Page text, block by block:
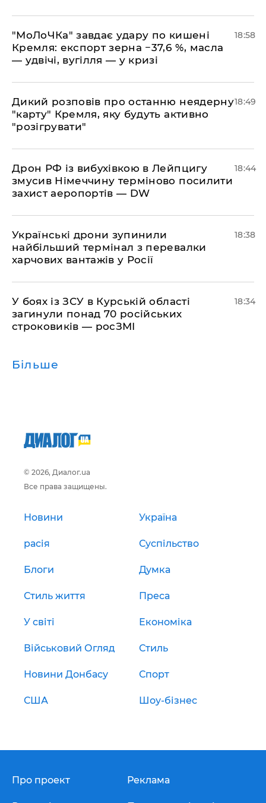
​"МоЛоЧКа" завдає удару по кишені
Кремля: експорт зерна −37,6 %, масла
— удвічі, вугілля — у кризі
18:58
​Дикий розповів про останню неядерну
"карту" Кремля, яку будуть активно
"розігрувати"
18:49
​Дрон РФ із вибухівкою в Лейпцигу
змусив Німеччину терміново посилити
захист аеропортів — DW
18:44
​Українські дрони зупинили
найбільший термінал з перевалки
харчових вантажів у Росії
18:38
​У боях із ЗСУ в Курській області
загинули понад 70 російських
строковиків — росЗМІ
18:34
Більше
© 2026, Диалог.ua
Все права защищены.
Новини Україна
расія Суспільство
Блоги Думка
Стиль життя Преса
У світі Економіка
Військовий Огляд Стиль
Новини Донбасу Спорт
США Шоу-бізнес
Про проект Реклама